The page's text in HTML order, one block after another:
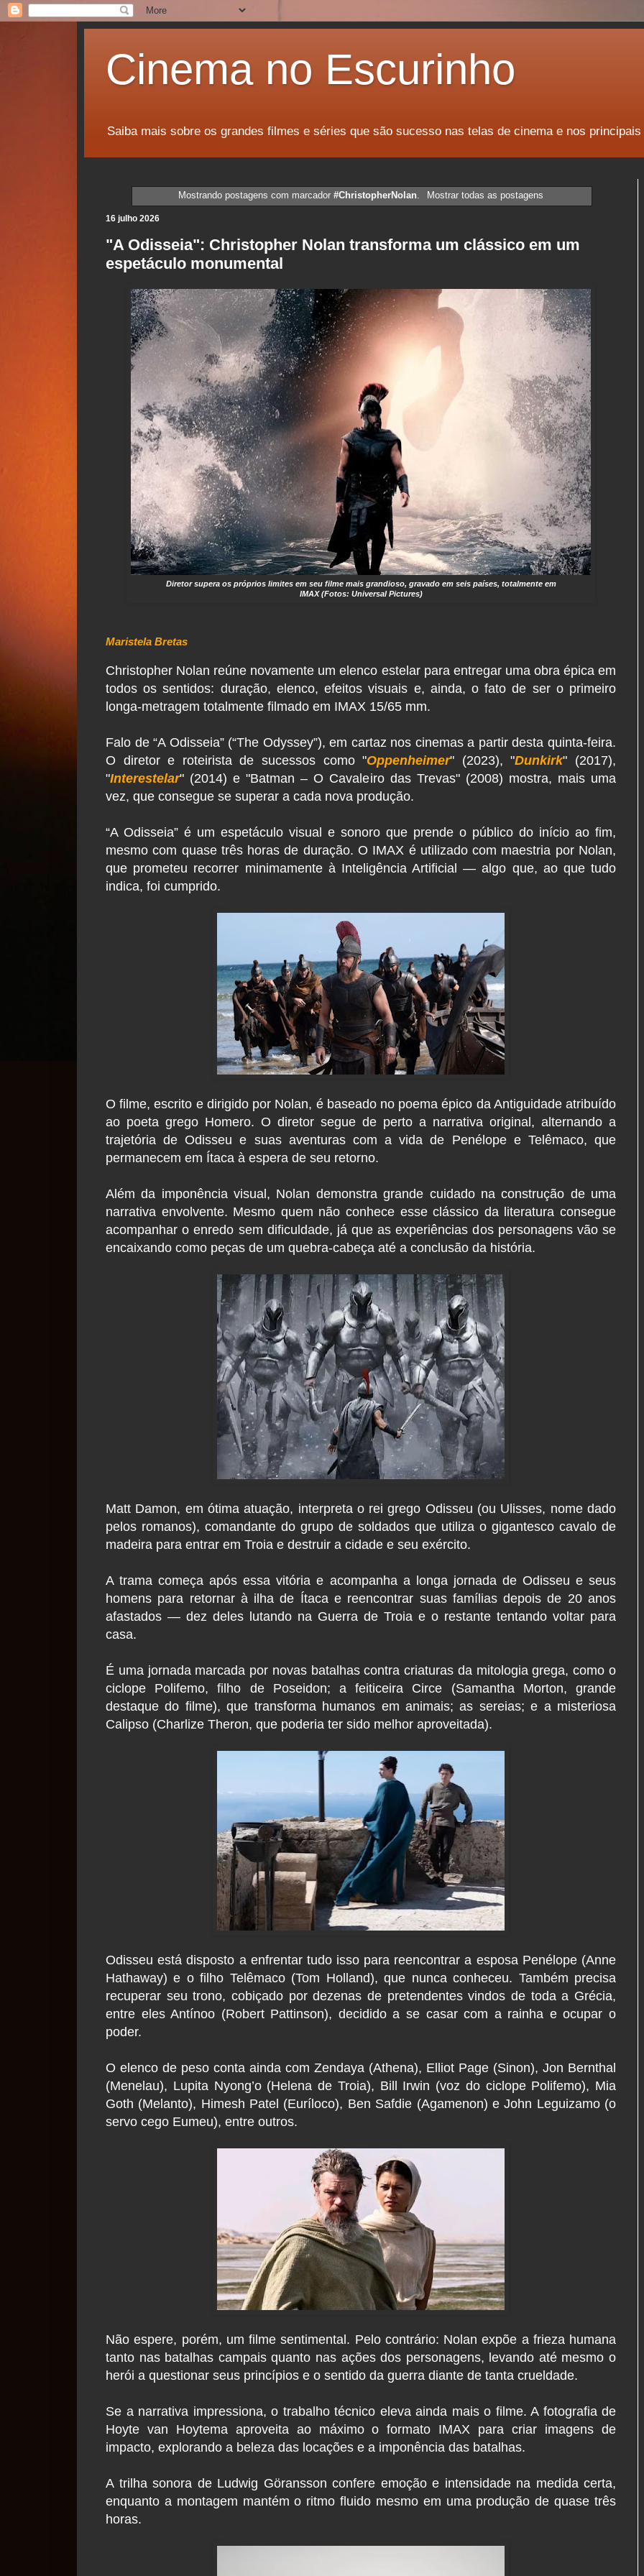
Cinema no Escurinho
Saiba mais sobre os grandes filmes e séries que são sucesso nas telas de cinema e nos
Mostrando postagens com marcador#ChristopherNolan. Mostrar todas as postagens
16 julho 2026
"A Odisseia": Christopher Nolan transforma um clássico em um
espetáculo monumental
Diretor supera os próprios limites em seu filme mais grandioso, gravado em seis países, totalmente em
IMAX (Fotos: Universal Pictures)
Maristela Bretas
Christopher Nolan reúne novamente um elenco estelar para entregar uma obra épica em
todos os sentidos: duração, elenco, efeitos visuais e, ainda, o fato de ser o primeiro
longa-metragem totalmente filmado em IMAX 15/65 mm.
Falo de “A Odisseia” (“The Odyssey”), em cartaz nos cinemas a partir desta quinta-feira.
O diretor e roteirista de sucessos como "Oppenheimer" (2023), "Dunkirk" (2017),
"Interestelar" (2014) e "Batman – O Cavaleiro das Trevas" (2008) mostra, mais uma
vez, que consegue se superar a cada nova produção.
“A Odisseia” é um espetáculo visual e sonoro que prende o público do início ao fim,
mesmo com quase três horas de duração. O IMAX é utilizado com maestria por Nolan,
que prometeu recorrer minimamente à Inteligência Artificial — algo que, ao que tudo
indica, foi cumprido.
O filme, escrito e dirigido por Nolan, é baseado no poema épico da Antiguidade atribuído
ao poeta grego Homero. O diretor segue de perto a narrativa original, alternando a
trajetória de Odisseu e suas aventuras com a vida de Penélope e Telêmaco, que
permanecem em Ítaca à espera de seu retorno.
Além da imponência visual, Nolan demonstra grande cuidado na construção de uma
narrativa envolvente. Mesmo quem não conhece esse clássico da literatura consegue
acompanhar o enredo sem dificuldade, já que as experiências dos personagens vão se
encaixando como peças de um quebra-cabeça até a conclusão da história.
Matt Damon, em ótima atuação, interpreta o rei grego Odisseu (ou Ulisses, nome dado
pelos romanos), comandante do grupo de soldados que utiliza o gigantesco cavalo de
madeira para entrar em Troia e destruir a cidade e seu exército.
A trama começa após essa vitória e acompanha a longa jornada de Odisseu e seus
homens para retornar à ilha de Ítaca e reencontrar suas famílias depois de 20 anos
afastados — dez deles lutando na Guerra de Troia e o restante tentando voltar para
casa.
É uma jornada marcada por novas batalhas contra criaturas da mitologia grega, como o
ciclope Polifemo, filho de Poseidon; a feiticeira Circe (Samantha Morton, grande
destaque do filme), que transforma humanos em animais; as sereias; e a misteriosa
Calipso (Charlize Theron, que poderia ter sido melhor aproveitada).
Odisseu está disposto a enfrentar tudo isso para reencontrar a esposa Penélope (Anne
Hathaway) e o filho Telêmaco (Tom Holland), que nunca conheceu. Também precisa
recuperar seu trono, cobiçado por dezenas de pretendentes vindos de toda a Grécia,
entre eles Antínoo (Robert Pattinson), decidido a se casar com a rainha e ocupar o
poder.
O elenco de peso conta ainda com Zendaya (Athena), Elliot Page (Sinon), Jon Bernthal
(Menelau), Lupita Nyong’o (Helena de Troia), Bill Irwin (voz do ciclope Polifemo), Mia
Goth (Melanto), Himesh Patel (Euríloco), Ben Safdie (Agamenon) e John Leguizamo (o
servo cego Eumeu), entre outros.
Não espere, porém, um filme sentimental. Pelo contrário: Nolan expõe a frieza humana
tanto nas batalhas campais quanto nas ações dos personagens, levando até mesmo o
herói a questionar seus princípios e o sentido da guerra diante de tanta crueldade.
Se a narrativa impressiona, o trabalho técnico eleva ainda mais o filme. A fotografia de
Hoyte van Hoytema aproveita ao máximo o formato IMAX para criar imagens de
impacto, explorando a beleza das locações e a imponência das batalhas.
A trilha sonora de Ludwig Göransson confere emoção e intensidade na medida certa,
enquanto a montagem mantém o ritmo fluido mesmo em uma produção de quase três
horas.